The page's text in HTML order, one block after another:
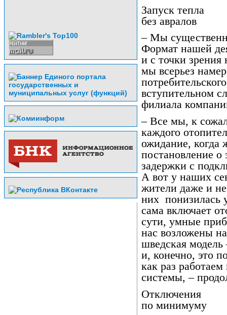
Запуск тепла
без авралов
– Мы
Формат нашей
и с точки зрения
мы всерьез
вступительном
филиала
– Все мы, к
каждого
ожидание, когда
постановление о
задержки с
А вот у наших
жители даже и
них понизилась
сама включает
сути, умные
нас возложены
шведская
и, конечно, это
как раз
системы, –
Отключения
по минимуму